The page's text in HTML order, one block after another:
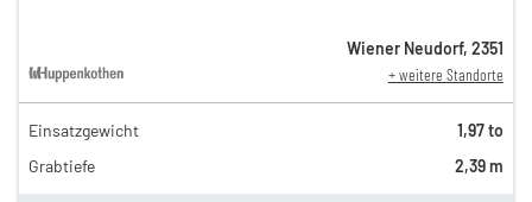
120,00 €
79,00 €
Wiener Neudorf, 2351
+ weitere Standorte
Einsatzgewicht
1,97 to
Grabtiefe
2,39 m